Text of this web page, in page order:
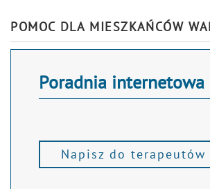
POMOC DLA MIESZKAŃCÓW
Poradnia internetowa
Napisz do terapeutów